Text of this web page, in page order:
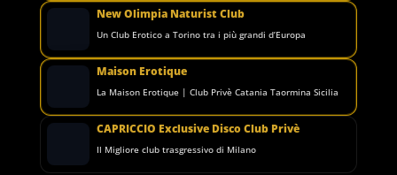
New Olimpia Naturist Club
Un Club Erotico a Torino tra i più grandi d’Europa
Maison Erotique
La Maison Erotique | Club Privè Catania Taormina Sicilia
CAPRICCIO Exclusive Disco Club Privè
Il Migliore club trasgressivo di Milano